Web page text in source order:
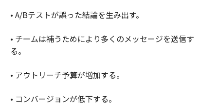
• A/Bテストが誤った結論を生み出す。
• チームは補うためにより多くのメッセージを送信す
る。
• アウトリーチ予算が増加する。
• コンバージョンが低下する。